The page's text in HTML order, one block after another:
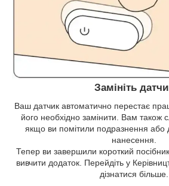
Замініть
Ваш датчик автоматично перестає
його необхідно замінити. Вам також
якщо ви помітили подразнення або
нанесення.
Тепер ви завершили короткий
вивчити додаток. Перейдіть у
дізнатися більше.